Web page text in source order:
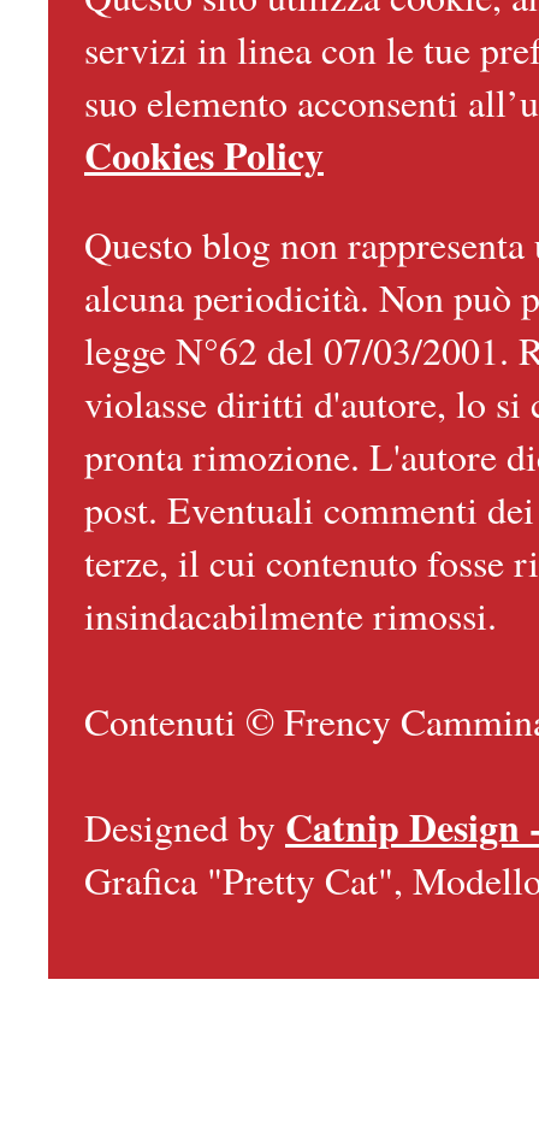
servizi in linea con le tue
suo elemento acconsenti
Cookies Policy
Questo blog non
alcuna periodicità. Non può
legge N°62 del 07/03/2001.
violasse diritti d'autore, lo si
pronta rimozione. L'autore
post. Eventuali commenti
terze, il cui contenuto fosse
insindacabilmente rimossi.
Contenuti © Frency
Designed by Catnip
Grafica "Pretty Cat",